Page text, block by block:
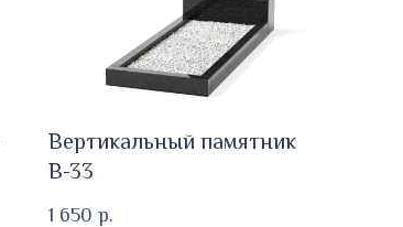
Вертикальный памятник
В-33
1 650 р.